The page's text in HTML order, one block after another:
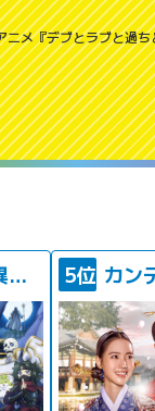
メ『デブとラブと過ち
骸骨騎士様、只今異世界へお出掛け中ＩＩ 5位 カン